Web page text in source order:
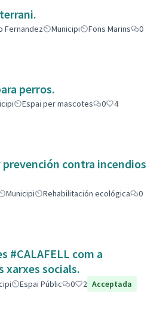
Fernandez Municipi Fons Marins
0
perros.
Espai per mascotes 0
4
contra incendios
Municipi Rehabilitación ecológica
0
#CALAFELL com a
xarxes socials.
Espai Públic 0 2 Acceptada